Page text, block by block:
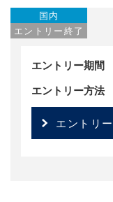
国内
エントリー終了
エントリー期間
エントリー方法
エントリ